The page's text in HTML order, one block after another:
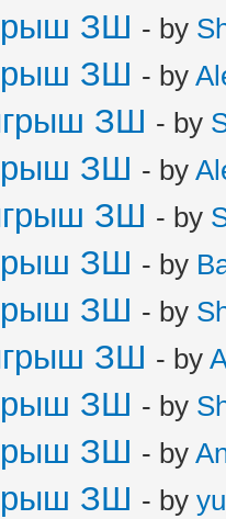
ЗШ - by
ЗШ - by
ЗШ - by
ЗШ - by
ЗШ - by
ЗШ - by
ЗШ - by
ЗШ - by
ЗШ - by
ЗШ - by
ЗШ - by